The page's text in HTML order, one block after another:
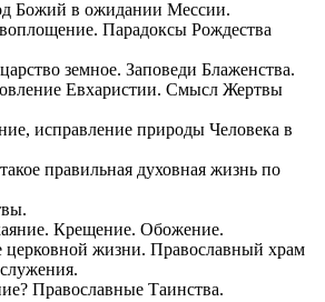
Божий в ожидании Мессии.
Парадоксы Рождества
земное. Заповеди Блаженства.
Евхаристии. Смысл Жертвы
исправление природы Человека в
правильная духовная жизнь по
Крещение. Обожение.
церковной жизни. Православный храм
Православные Таинства.